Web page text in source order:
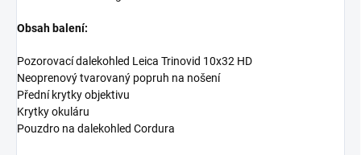
Obsah balení:
Pozorovací dalekohled Leica Trinovid 10x32 HD
Neoprenový tvarovaný popruh na nošení
Přední krytky objektivu
Krytky okuláru
Pouzdro na dalekohled Cordura